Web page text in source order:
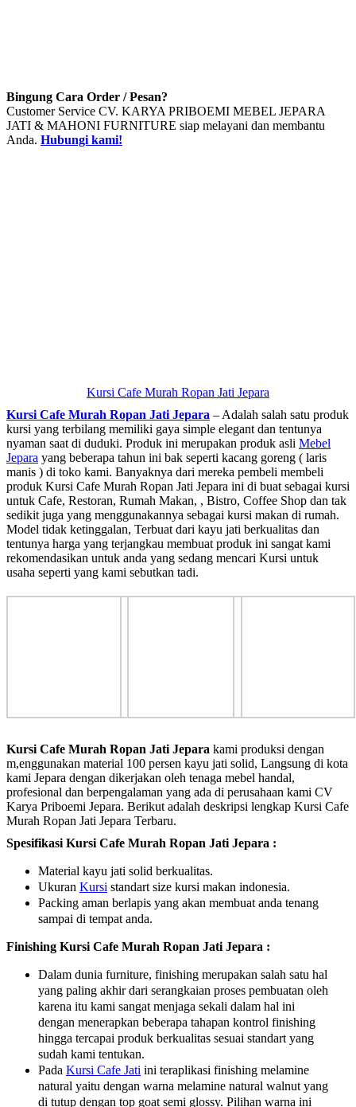
Bingung Cara Order / Pesan?
Customer Service CV. KARYA PRIBOEMI MEBEL JEPARA
JATI & MAHONI FURNITURE siap melayani dan membantu
Anda. Hubungi kami!
Kursi Cafe Murah Ropan Jati Jepara
Kursi Cafe Murah Ropan Jati Jepara – Adalah salah satu produk
kursi yang terbilang memiliki gaya simple elegant dan tentunya
nyaman saat di duduki. Produk ini merupakan produk asli Mebel
Jepara yang beberapa tahun ini bak seperti kacang goreng ( laris
manis ) di toko kami. Banyaknya dari mereka pembeli membeli
produk Kursi Cafe Murah Ropan Jati Jepara ini di buat sebagai kursi
untuk Cafe, Restoran, Rumah Makan, , Bistro, Coffee Shop dan tak
sedikit juga yang menggunakannya sebagai kursi makan di rumah.
Model tidak ketinggalan, Terbuat dari kayu jati berkualitas dan
tentunya harga yang terjangkau membuat produk ini sangat kami
rekomendasikan untuk anda yang sedang mencari Kursi untuk
usaha seperti yang kami sebutkan tadi.
Kursi Cafe Murah Ropan Jati Jepara kami produksi dengan
m,enggunakan material 100 persen kayu jati solid, Langsung di kota
kami Jepara dengan dikerjakan oleh tenaga mebel handal,
profesional dan berpengalaman yang ada di perusahaan kami CV
Karya Priboemi Jepara. Berikut adalah deskripsi lengkap Kursi Cafe
Murah Ropan Jati Jepara Terbaru.
Spesifikasi Kursi Cafe Murah Ropan Jati Jepara :
Material kayu jati solid berkualitas.
Ukuran Kursi standart size kursi makan indonesia.
Packing aman berlapis yang akan membuat anda tenang
sampai di tempat anda.
Finishing Kursi Cafe Murah Ropan Jati Jepara :
Dalam dunia furniture, finishing merupakan salah satu hal
yang paling akhir dari serangkaian proses pembuatan oleh
karena itu kami sangat menjaga sekali dalam hal ini
dengan menerapkan beberapa tahapan kontrol finishing
hingga tercapai produk berkualitas sesuai standart yang
sudah kami tentukan.
Pada Kursi Cafe Jati ini teraplikasi finishing melamine
natural yaitu dengan warna melamine natural walnut yang
di tutup dengan top goat semi glossy. Pilihan warna ini